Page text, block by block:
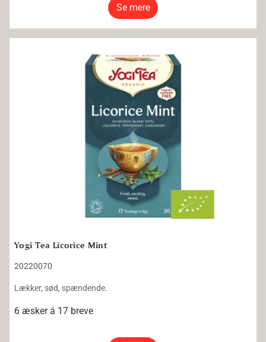
Se mere
Yogi Tea Licorice Mint
20220070
Lækker, sød, spændende.
6 æsker á 17 breve